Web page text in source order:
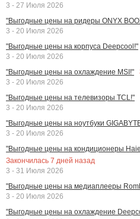
3 - 27 Июля 2026
"Выгодные цены на ридеры ONYX
3 - 20 Июля 2026
"Выгодные цены на корпуса Deepcool!"
3 - 20 Июля 2026
"Выгодные цены на охлаждение MSI!"
3 - 20 Июля 2026
"Выгодные цены на телевизоры TCL!"
3 - 20 Июля 2026
"Выгодные цены на ноутбуки
3 - 20 Июля 2026
"Выгодные цены на кондиционеры
Закончилась 7 дней назад
3 - 31 Июля 2026
"Выгодные цены на медиаплееры
3 - 20 Июля 2026
"Выгодные цены на охлаждение